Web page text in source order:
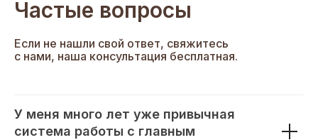
Частые вопросы
Если не нашли свой ответ, свяжитесь
с нами, наша консультация бесплатная.
У меня много лет уже привычная
система работы с главным